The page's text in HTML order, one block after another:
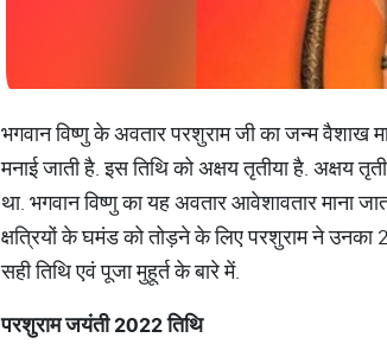
भगवान विष्णु के अवतार परशुराम जी का जन्म वैशाख
मनाई जाती है. इस तिथि को अक्षय तृतीया है. अक्षय
था. भगवान विष्णु का यह अवतार आवेशावतार माना
क्षत्रियों के घमंड को तोड़ने के लिए परशुराम ने उनका
सही तिथि एवं पूजा मुहूर्त के बारे में.
परशुरामजयंती2022तिथि